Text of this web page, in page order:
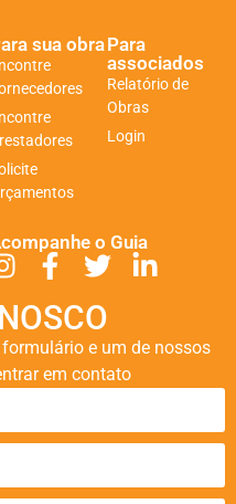
sua obraPara
associados
Relatório de
Obras
Login
o Guia
e um de nossos
em contato